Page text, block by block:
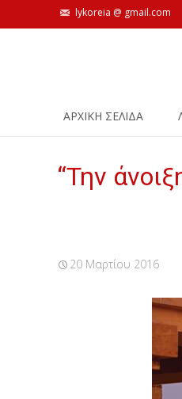
lykoreia @ gmail.com
ΑΡΧΙΚΗ ΣΕΛΙΔΑ
“Την
20 Μαρτίου 2016